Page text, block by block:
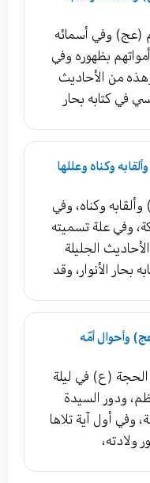
(عج) وفي أسمائه
بظهوره وفي
من الأحاديث
في كتابه بحار
وكناه وعللها
وكناه، وفي
وفي علة تسميته
الجليلة
بحار الأنوار، وقد
وأحوال أمّه
الحجة (ع) في ليلة
ودور السيدة
وفي أول آية تلاها
ولادته،